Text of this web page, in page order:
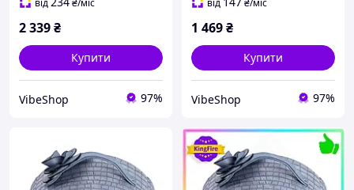
від ₴/міс
2 339₴
Купити
VibeShop 97%
від ₴/міс
1 469₴
Купити
VibeShop 97%